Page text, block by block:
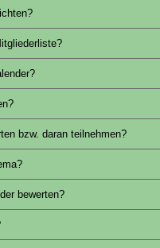
bzw. daran teilnehmen?
bewerten?